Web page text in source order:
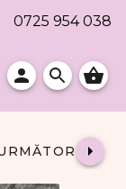
0725 954 038